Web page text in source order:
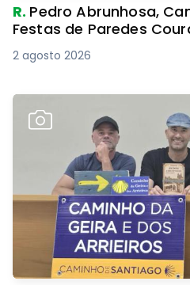
R. Pedro Abrunhosa,
Festas de Paredes
2 agosto 2026